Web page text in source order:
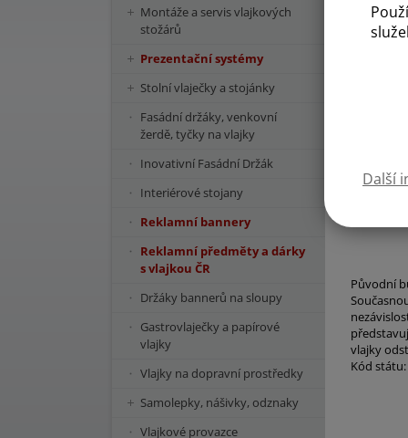
Další
Původní
vlajky
Kód státu:
Montáže a servis vlajkových
stožárů
Prezentační systémy
Stolní vlaječky a stojánky
Fasádní držáky, venkovní
žerdě, tyčky na vlajky
Inovativní Fasádní Držák
Interiérové stojany
Reklamní bannery
Reklamní předměty a dárky
s vlajkou ČR
Držáky bannerů na sloupy
Gastrovlaječky a papírové
vlajky
Vlajky na dopravní prostředky
Samolepky, nášivky, odznaky
Vlajkové provazce